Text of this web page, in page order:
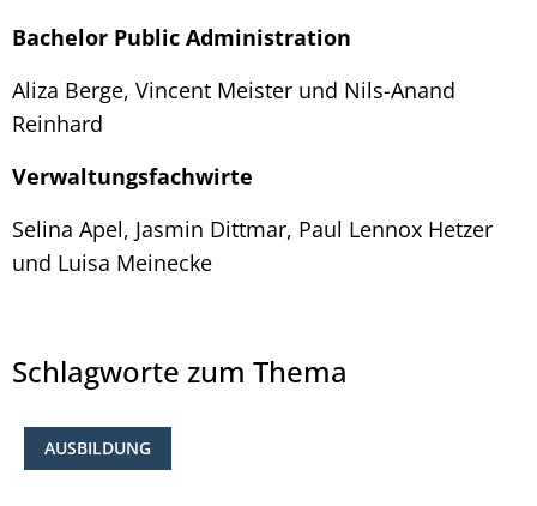
Bachelor Public Administration
Aliza Berge, Vincent Meister und Nils-Anand
Reinhard
Verwaltungsfachwirte
Selina Apel, Jasmin Dittmar, Paul Lennox Hetzer
und Luisa Meinecke
Schlagworte zum Thema
AUSBILDUNG